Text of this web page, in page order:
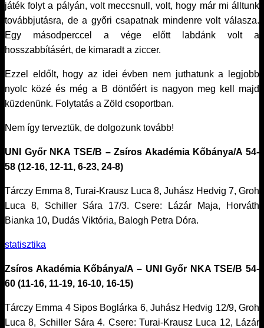
játék folyt a pályán, volt meccsnull, volt, hogy már mi álltunk
továbbjutásra, de a győri csapatnak mindenre volt válasza.
Egy másodperccel a vége előtt labdánk volt a
hosszabbításért, de kimaradt a ziccer.
Ezzel eldőlt, hogy az idei évben nem juthatunk a legjobb
nyolc közé és még a B döntőért is nagyon meg kell majd
küzdenünk. Folytatás a Zöld csoportban.
Nem így terveztük, de dolgozunk tovább!
UNI Győr NKA TSE/B – Zsíros Akadémia Kőbánya/A 54-
58 (12-16, 12-11, 6-23, 24-8)
Tárczy Emma 8, Turai-Krausz Luca 8, Juhász Hedvig 7, Groh
Luca 8, Schiller Sára 17/3. Csere: Lázár Maja, Horváth
Bianka 10, Dudás Viktória, Balogh Petra Dóra.
statisztika
Zsíros Akadémia Kőbánya/A – UNI Győr NKA TSE/B 54-
60 (11-16, 11-19, 16-10, 16-15)
Tárczy Emma 4 Sipos Boglárka 6, Juhász Hedvig 12/9, Groh
Luca 8, Schiller Sára 4. Csere: Turai-Krausz Luca 12, Lázár